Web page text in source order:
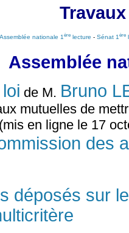
Assemblée nationale 1 ère lecture - Sénat 1 ère
Assemblée
de M. Bruno
mutuelles de
en ligne le 17
des
déposés sur